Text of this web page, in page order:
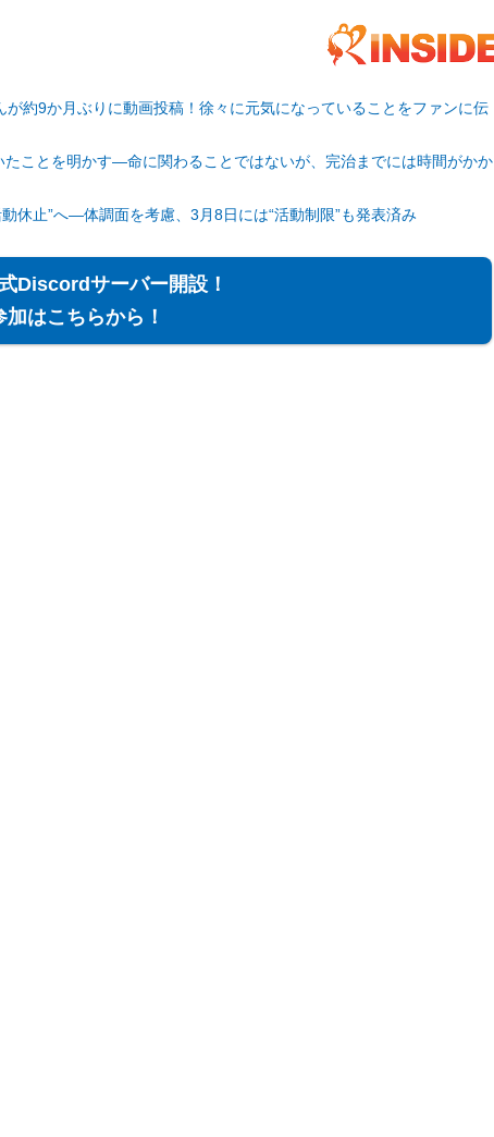
が約9か月ぶりに動画投稿！徐々に元気になっていることをファンに伝
たことを明かす―命に関わることではないが、完治までには時間がかか
休止”へ―体調面を考慮、3月8日には“活動制限”も発表済み
Discordサーバー開設！
加はこちらから！